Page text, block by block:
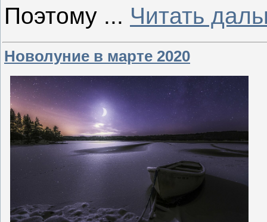
Поэтому ... Читать
Новолуние в марте 2020